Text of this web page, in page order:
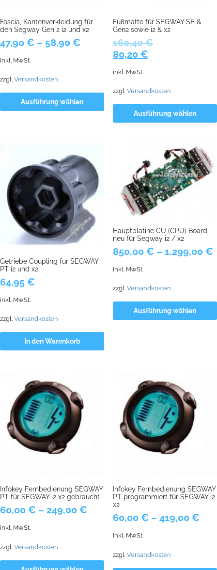
Fascia, Kantenverkleidung für
den Segway Gen 2 i2 und x2
47,90 € – 58,90 €
inkl. MwSt.
zzgl. Versandkosten
Ausführung wählen
Fußmatte für SEGWAY SE &
Gen2 sowie i2 & x2
160,40€
Ursprünglicher
war:
160,40 €
80,20 €Aktueller
80,20 €.
inkl. MwSt.
zzgl. Versandkosten
Ausführung wählen
Getriebe Coupling für SEGWAY
PT i2 und x2
64,95 €
inkl. MwSt.
zzgl. Versandkosten
In den Warenkorb
Hauptplatine CU (CPU) Board
neu für Segway i2 / x2
850,00 € – 1.299,00 €
inkl. MwSt.
zzgl. Versandkosten
Ausführung wählen
Infokey Fernbedienung SEGWAY
PT für SEGWAY i2 x2 gebraucht
60,00 € – 249,00 €
inkl. MwSt.
zzgl. Versandkosten
Infokey Fernbedienung SEGWAY
PT programmiert für SEGWAY i2
x2
60,00 € – 419,00 €
inkl. MwSt.
zzgl. Versandkosten